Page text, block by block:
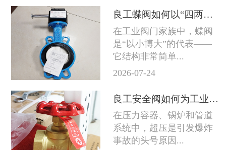
良工蝶阀如何以“四两拨千斤”征服工业管道
在工业阀门家族中，蝶阀
是“以小博大”的代表——
它结构非常简单...
2026-07-24
良工安全阀如何为工业系统守住防线
在压力容器、锅炉和管道
系统中，超压是引发爆炸
事故的头号原因...